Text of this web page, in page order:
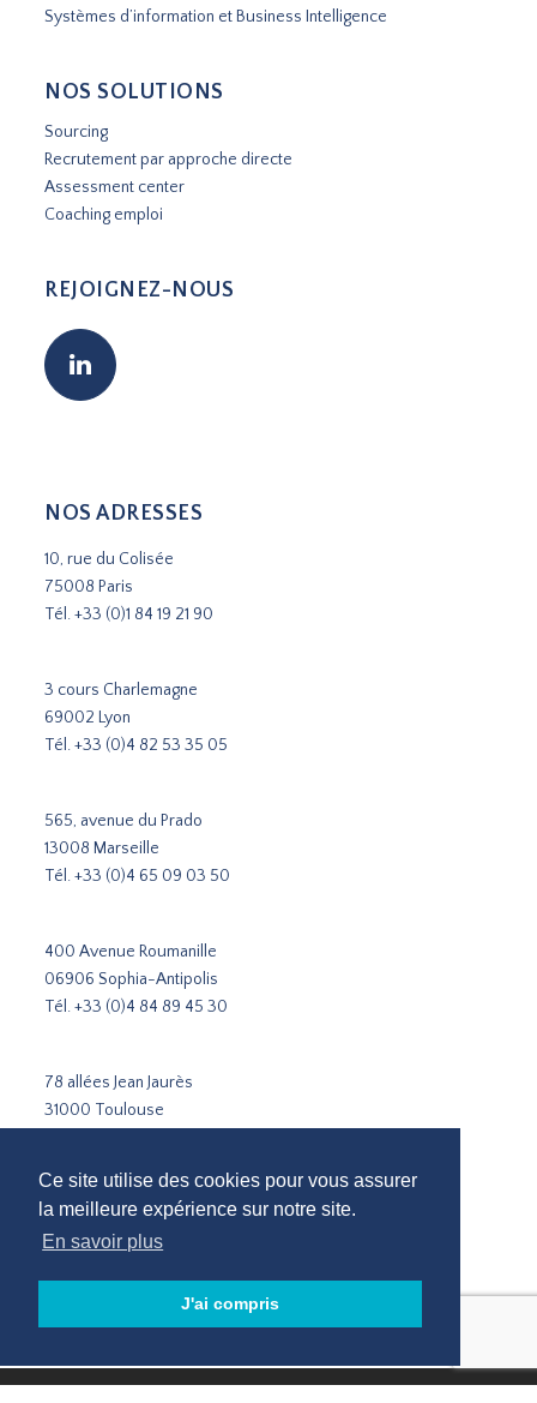
Ce site utilise des cookies pour vous assurer
la meilleure expérience sur notre site.
En savoir plus
J'ai compris
Systèmes d’information et Business Intelligence
NOS SOLUTIONS
Sourcing
Recrutement par approche directe
Assessment center
Coaching emploi
REJOIGNEZ-NOUS
NOS ADRESSES
10, rue du Colisée
75008 Paris
Tél.+33 (0)1 84 19 21 90
3 cours Charlemagne
69002 Lyon
Tél.+33 (0)4 82 53 35 05
565, avenue du Prado
13008 Marseille
Tél.+33 (0)4 65 09 03 50
400 Avenue Roumanille
06906 Sophia-Antipolis
Tél.+33 (0)4 84 89 45 30
78 allées Jean Jaurès
31000 Toulouse
Cabinet de recrutement Paris
Cabinet de recrutement Lyon
Cabinet de recrutement Toulouse